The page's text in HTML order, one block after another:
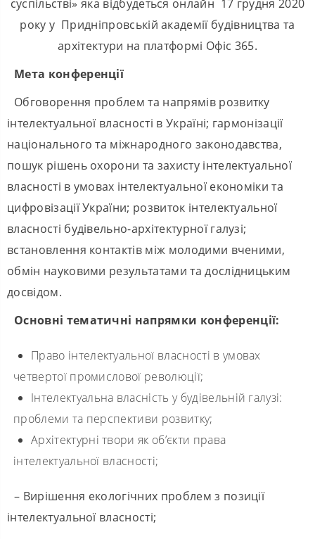
суспільстві» яка відбудеться онлайн 17 грудня 2020
року у Придніпровській академії будівництва та
архітектури на платформі Офіс 365.
Мета конференції
Обговорення проблем та напрямів розвитку
інтелектуальної власності в Україні; гармонізації
національного та міжнародного законодавства,
пошук рішень охорони та захисту інтелектуальної
власності в умовах інтелектуальної економіки та
цифровізації України; розвиток інтелектуальної
власності будівельно-архітектурної галузі;
встановлення контактів між молодими вченими,
обмін науковими результатами та дослідницьким
досвідом.
Основні тематичні напрямки конференції:
Право інтелектуальної власності в умовах
четвертої промислової революції;
Інтелектуальна власність у будівельній галузі:
проблеми та перспективи розвитку;
Архітектурні твори як об’єкти права
інтелектуальної власності;
– Вирішення екологічних проблем з позиції
інтелектуальної власності;